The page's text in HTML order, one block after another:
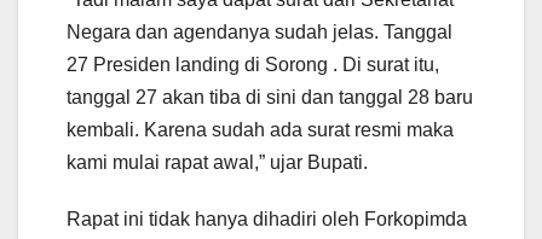
Negara dan agendanya sudah jelas. Tanggal
27 Presiden landing di Sorong . Di surat itu,
tanggal 27 akan tiba di sini dan tanggal 28 baru
kembali. Karena sudah ada surat resmi maka
kami mulai rapat awal,” ujar Bupati.
Rapat ini tidak hanya dihadiri oleh Forkopimda